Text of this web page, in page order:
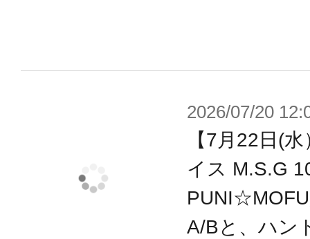
2026/07/20
【7月22日(
イス M.S.G
A/Bと、ハン